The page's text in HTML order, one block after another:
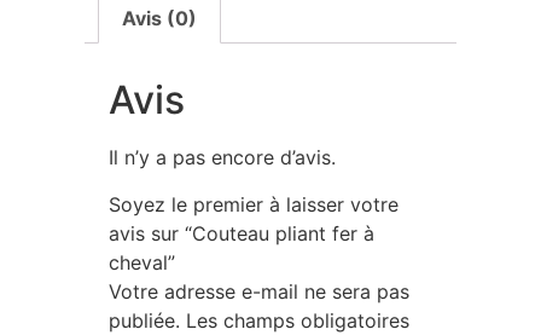
Avis (0)
Avis
Il n’y a pas encore d’avis.
Soyez le premier à laisser votre
avis sur “Couteau pliant fer à
cheval”
Votre adresse e-mail ne sera pas
publiée. Les champs obligatoires